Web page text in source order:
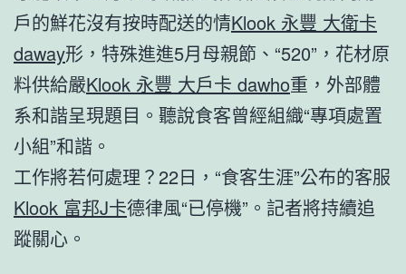
戶的鮮花沒有按時配送的情Klook 永豐 大衛卡
daway形，特殊進進5月母親節、“520”，花材原
料供給嚴Klook 永豐 大戶卡 dawho重，外部體
系和諧呈現題目。聽說食客曾經組織“專項處置
小組”和諧。
工作將若何處理？22日，“食客生涯”公布的客服
Klook 富邦J卡德律風“已停機”。記者將持續追
蹤關心。